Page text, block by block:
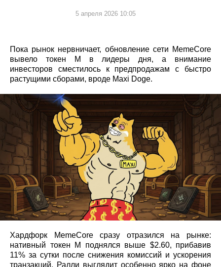
5 апреля 2026 10:05
Пока рынок нервничает, обновление сети MemeCore
вывело токен M в лидеры дня, а внимание
инвесторов сместилось к предпродажам с быстро
растущими сборами, вроде Maxi Doge.
Хардфорк MemeCore сразу отразился на рынке:
нативный токен M поднялся выше $2.60, прибавив
11% за сутки после снижения комиссий и ускорения
транзакций. Ралли выглядит особенно ярко на фоне